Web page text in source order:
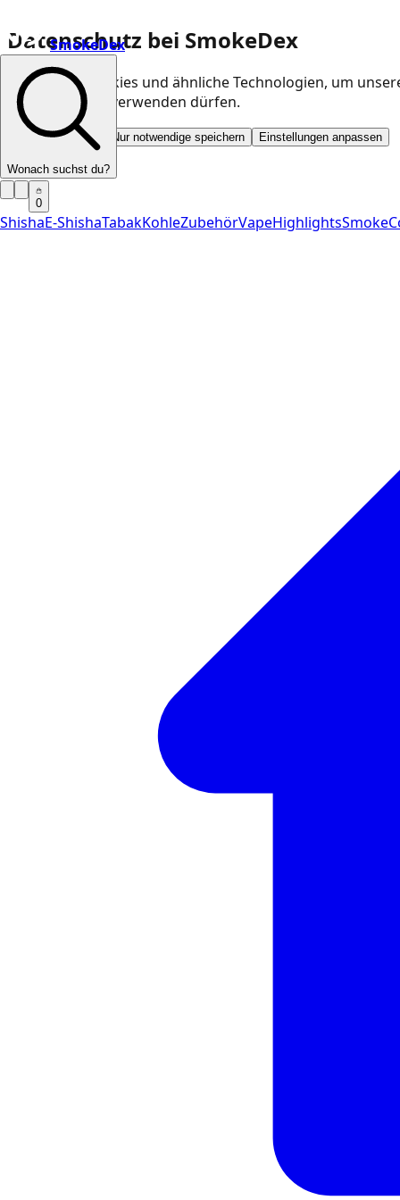
Datenschutz bei SmokeDex
Wir nutzen Cookies und ähnliche Technologien, um
Kategorien wir verwenden dürfen.
Alle akzeptieren Nur notwendige speichern Einstellungen anpassen
SmokeDex
Wonach suchst du?
0
ShishaE-ShishaTabakKohleZubehörVapeHighlights